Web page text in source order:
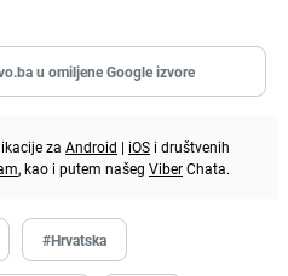
u omiljene Google izvore
za Android | iOS i društvenih
, kao i putem našeg ViberChata.
#Hrvatska